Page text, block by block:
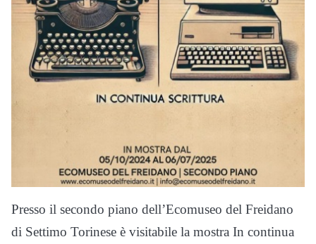
Presso il secondo piano dell’Ecomuseo del Freidano
di Settimo Torinese è visitabile la mostra In continua